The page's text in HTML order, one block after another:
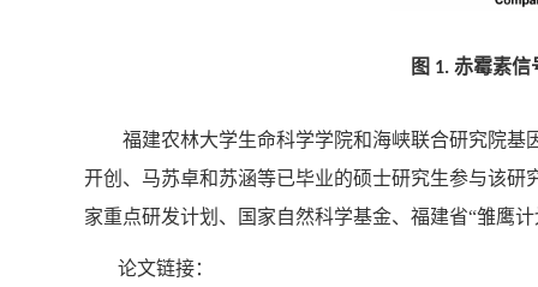
图 1. 赤霉素信
福建农林大学生命科学学院和海峡联合研究院
开创、马苏卓和苏涵等已毕业的硕士研究生参与该
家重点研发计划、国家自然科学基金、福建省“雏鹰
论文链接：